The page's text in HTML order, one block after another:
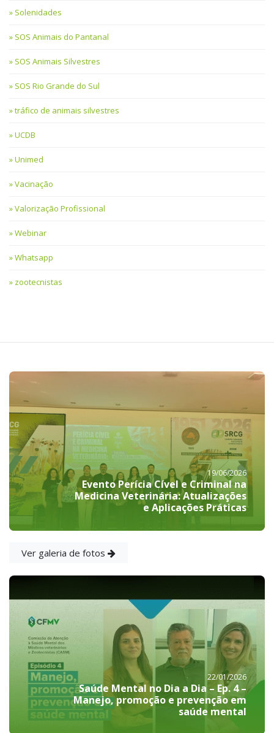
Solenidades
SOS Animais do Pantanal
SOS Animais Silvestres
SOS Rio Grande do Sul
tráfico de animais silvestres
UCDB
Unimed
Vacinação
Valorização Profissional
Webinar
Whatsapp
zootecnistas
19/06/2026
Evento Perícia Cível e Criminal na
Medicina Veterinária: Atualizações
e Aplicações Práticas
Ver galeria de fotos
22/01/2026
Saúde Mental no Dia a Dia – Ep. 4 –
Manejo, promoção e prevenção em
saúde mental